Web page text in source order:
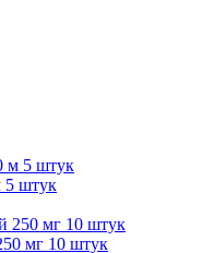
5 штук
мг 10 штук